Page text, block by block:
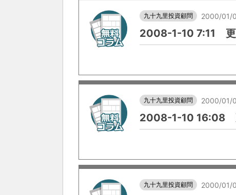
九十九里投資顧問 2000/01/
2008-1-10 7:11
九十九里投資顧問 2000/01/
2008-1-10 16:08
九十九里投資顧問 2000/01/